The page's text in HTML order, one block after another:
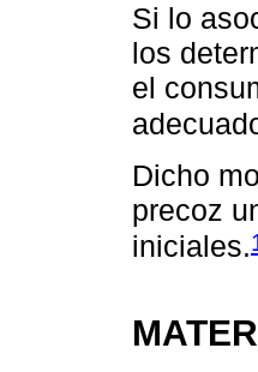
Si lo
los
el
Dicho
precoz
iniciales.